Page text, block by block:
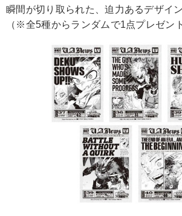
瞬間が切り取られた、迫力あるデザイ
（※全5種からランダムで1点プレゼント